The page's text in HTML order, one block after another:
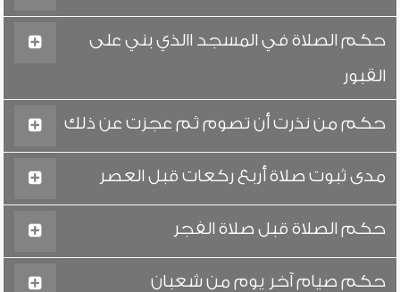
حكم الصلاة في المسجد االذي بني على
القبور
حكم من نذرت أن تصوم ثم عجزت عن ذلك
مدى ثبوت صلاة أربع ركعات قبل العصر
حكم الصلاة قبل صلاة الفجر
حكم صيام آخر يوم من شعبان